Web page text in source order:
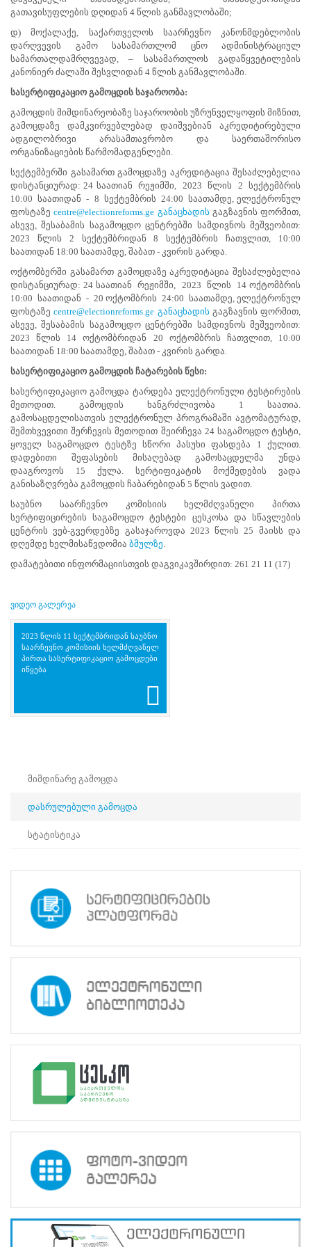
გამოცდების
ჩატარებას
სსიპ
საარჩევნო
სისტემების
განვითარების,
რეფორმებისა
სწავლების
ცენტრი
(სწავლების
ცენტრი)
უზრუნველყოფს.
2023
წლის
სექტემბერს
საქართველოს
ცენტრალური
საარჩევნო
კომისიის
სხდომაზე
მიღებული
გადაწყვეტილებით,
საუბნო
საარჩევნო
კომისიის
ხელმძღვანელ
პირთა
სასერტიფიკაციო
გამოცდები
2023
წლის
სექტემბერში
და
ოქტომბერში
გამოცდაში
მონაწილეობის
მსურველმა
რეგისტრაცია
შესაძლებელია
მონაწილეობა
სასერტიფიკაციო
გამოცდაში
შეუძლია
ქმედუნარიან
გასამართ
გამოცდაზე
რეგისტრაცია:
მონაწილეობა
მიიღოს
სექტემბერში
გამოცდაში,
რეგისტრაციის
შეუძლია
სექტემბრის
საათიდან
24:00
გათავისუფლების დღიდან 4 წლის განმავლობაში;
დ) მოქალაქე, საქართველოს საარჩევნო კანონმდებლობის
დარღვევის გამო სასამართლომ ცნო ადმინისტრაციულ
სამართალდამრღვევად, – სასამართლოს გადაწყვეტილების
კანონიერ ძალაში შესვლიდან 4 წლის განმავლობაში.
სასერტიფიკაციო გამოცდის საჯაროობა:
გამოცდის მიმდინარეობაზე საჯაროობის უზრუნველყოფის მიზნით,
გამოცდაზე დამკვირვებლებად დაიშვებიან აკრედიტირებული
ადგილობრივი არასამთავრობო და საერთაშორისო
ორგანიზაციების წარმომადგენლები.
სექტემბერში გასამართ გამოცდაზე აკრედიტაცია შესაძლებელია
დისტანციურად: 24 საათიან რეჟიმში, 2023 წლის 2 სექტემბრის
10:00 საათიდან - 8 სექტემბრის 24:00 საათამდე, ელექტრონულ
ფოსტაზეcentre@electionreforms.ge განაცხადის გაგზავნის ფორმით,
ასევე, შესაბამის საგამოცდო ცენტრებში სამდივნოს მეშვეობით:
2023 წლის 2 სექტემბრიდან 8 სექტემბრის ჩათვლით, 10:00
საათიდან 18:00 საათამდე, შაბათ - კვირის გარდა.
ოქტომბერში გასამართ გამოცდაზე აკრედიტაცია შესაძლებელია
დისტანციურად: 24 საათიან რეჟიმში, 2023 წლის 14 ოქტომბრის
10:00 საათიდან - 20 ოქტომბრის 24:00 საათამდე, ელექტრონულ
ფოსტაზეcentre@electionreforms.ge განაცხადის გაგზავნის ფორმით,
ასევე, შესაბამის საგამოცდო ცენტრებში სამდივნოს მეშვეობით:
2023 წლის 14 ოქტომბრიდან 20 ოქტომბრის ჩათვლით, 10:00
საათიდან 18:00 საათამდე, შაბათ - კვირის გარდა.
სასერტიფიკაციო გამოცდის ჩატარების წესი:
სასერტიფიკაციო გამოცდა ტარდება ელექტრონული ტესტირების
მეთოდით. გამოცდის ხანგრძლივობა 1 საათია.
გამოსაცდელისათვის ელექტრონულ პროგრამაში ავტომატურად,
შემთხვევითი შერჩევის მეთოდით შეირჩევა 24 საგამოცდო ტესტი,
ყოველ საგამოცდო ტესტზე სწორი პასუხი ფასდება 1 ქულით.
დადებითი შეფასების მისაღებად გამოსაცდელმა უნდა
დააგროვოს 15 ქულა. სერტიფიკატის მოქმედების ვადა
განისაზღვრება გამოცდის ჩაბარებიდან 5 წლის ვადით.
საუბნო საარჩევნო კომისიის ხელმძღვანელი პირთა
სერტიფიცირების საგამოცდო ტესტები ცესკოსა და სწავლების
ცენტრის ვებ-გვერდებზე გასაჯაროვდა 2023 წლის 25 მაისს და
დღემდე ხელმისაწვდომია ბმულზე.
დამატებითი ინფორმაციისთვის დაგვიკავშირდით: 261 21 11 (17)
ვიდეო გალერეა
2023 წლის 11 სექტემბრიდან საუბნო
საარჩევნო კომისიის ხელმძღვანელ
პირთა სასერტიფიკაციო გამოცდები
იწყება
მიმდინარე გამოცდა
დასრულებული გამოცდა
სტატისტიკა